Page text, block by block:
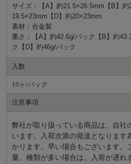
サイズ：【A】約21.5×26.5mm【B】
19.5×23mm【D】約20×23mm
素材：合金製
重さ：【A】約42.6g/パック【B】約
ク【D】約46g/パック
入数
10ヶ/パック
注意事項
弊社が取り扱っている商品は、自社
います。入荷次第の発送となります
かります。早い場合もございます。
量、種類が多い場合は、入荷が遅れ